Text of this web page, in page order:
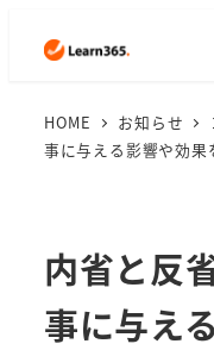
HOME お知らせ
事に与える影響や効
内省と反
事に与え